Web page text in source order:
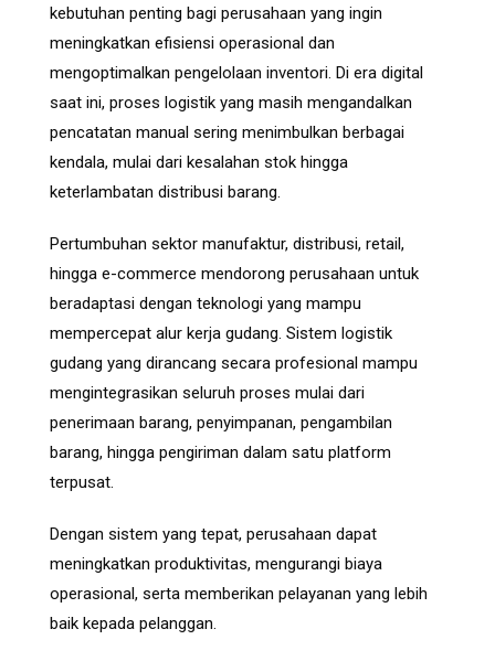
kebutuhan penting bagi perusahaan yang ingin
meningkatkan efisiensi operasional dan
mengoptimalkan pengelolaan inventori. Di era digital
saat ini, proses logistik yang masih mengandalkan
pencatatan manual sering menimbulkan berbagai
kendala, mulai dari kesalahan stok hingga
keterlambatan distribusi barang.
Pertumbuhan sektor manufaktur, distribusi, retail,
hingga e-commerce mendorong perusahaan untuk
beradaptasi dengan teknologi yang mampu
mempercepat alur kerja gudang. Sistem logistik
gudang yang dirancang secara profesional mampu
mengintegrasikan seluruh proses mulai dari
penerimaan barang, penyimpanan, pengambilan
barang, hingga pengiriman dalam satu platform
terpusat.
Dengan sistem yang tepat, perusahaan dapat
meningkatkan produktivitas, mengurangi biaya
operasional, serta memberikan pelayanan yang lebih
baik kepada pelanggan.